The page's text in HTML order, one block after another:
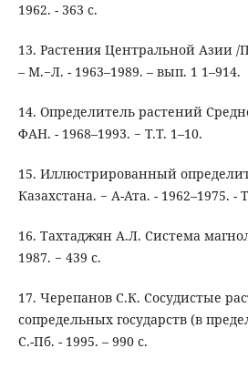
1962. - 363 с.
13. Растения Центральной Азии /
– М.−Л. - 1963–1989. – вып. 1 1–914.
14. Определитель растений
ФАН. - 1968–1993. − Т.Т. 1–10.
15. Иллюстрированный
Казахстана. − А-Ата. - 1962–1975. -
16. Тахтаджян А.Л. Система
1987. − 439 с.
17. Черепанов С.К. Сосудистые
сопредельных государств (в
С.-Пб. - 1995. – 990 с.